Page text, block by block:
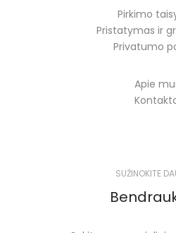
Pirkimo
Pristatymas ir
Privatumo
Apie
SUŽINOKITE